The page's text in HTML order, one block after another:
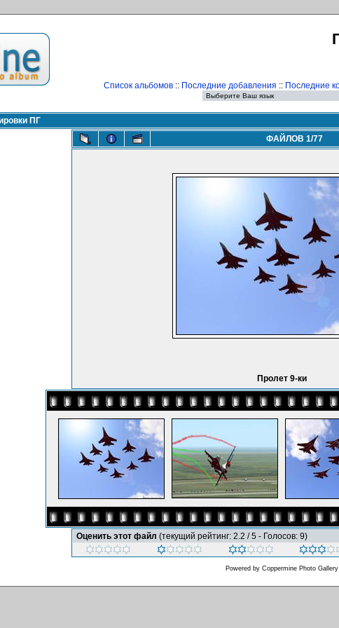
Список альбомов :: Последние добавления :: Последние
ПГ
ФАЙЛОВ 1/77
Пролет 9-ки
Оценить этот файл (текущий рейтинг: 2.2 / 5 - Голосов: 9)
Powered by Coppermine Photo Gallery